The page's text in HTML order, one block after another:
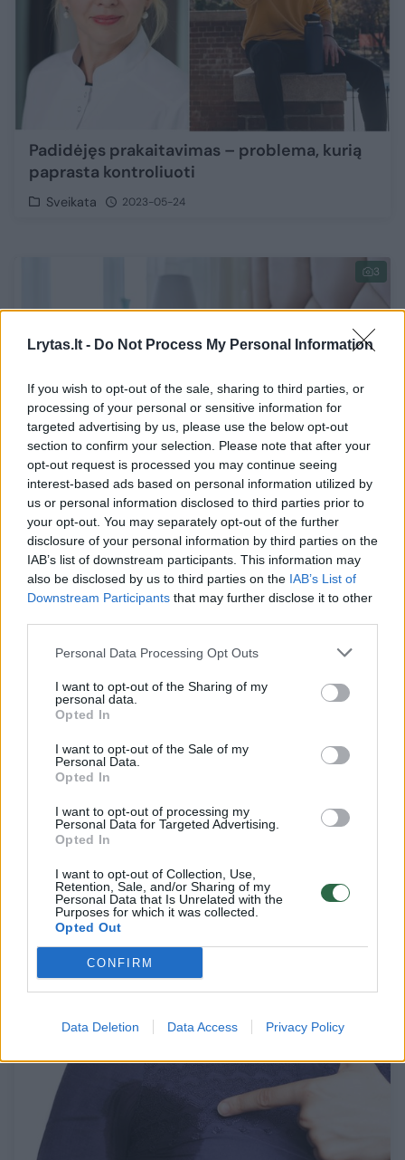
Lrytas.lt - Do Not Process My Personal Information
If you wish to opt-out of the sale, sharing to third parties, or
processing of your personal or sensitive information for
targeted advertising by us, please use the below opt-out
section to confirm your selection. Please note that after your
opt-out request is processed you may continue seeing
interest-based ads based on personal information utilized by
us or personal information disclosed to third parties prior to
your opt-out. You may separately opt-out of the further
disclosure of your personal information by third parties on the
IAB’s list of downstream participants. This information may
also be disclosed by us to third parties on the IAB’s List of
Downstream Participants that may further disclose it to other
Personal Data Processing Opt Outs
I want to opt-out of the Sharing of my
personal data.
Opted In
I want to opt-out of the Sale of my
Personal Data.
Opted In
I want to opt-out of processing my
Personal Data for Targeted Advertising.
Opted In
I want to opt-out of Collection, Use,
Retention, Sale, and/or Sharing of my
Personal Data that Is Unrelated with the
Purposes for which it was collected.
Opted Out
CONFIRM
Data Deletion Data Access Privacy Policy
Padidėjęs prakaitavimas – problema, kurią
paprasta kontroliuoti
Sveikata 2023-05-24
3
Prakaituojate miego metu? Tai gali įspėti
apie rimtą ligą
Sveikata 2023-02-19
2
Paprasti būdai, kaip sumažinti pėdų
prakaitavimą
Sveikata